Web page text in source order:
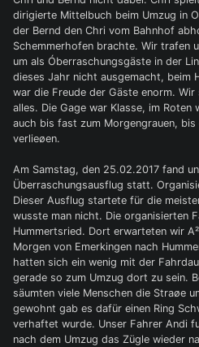
dirigierte Mittelbuch beim Umzug in
der Bernd den Chri vom Bahnhof
Schemmerhofen brachte. Wir trafen
um als Óberraschungsgäste in der
dieses Jahr nicht ausgemacht, beim
war die Freude der Gäste enorm.
alles. Die Gage war Klasse, im
auch bis fast zum Morgengrauen,
verlieøen.
Am Samstag, den 25.02.2017 fand
Überraschungsausflug statt.
Dieser Ausflug startete für die
wusste man nicht. Die organisierten
Hummertsried. Dort erwarteten wir
Morgen von Emerkingen nach
hatten sich ein wenig mit der
gerade so zum Umzug dort zu sein.
säumten viele Menschen die Straøe
gewohnt gab es dafür einen Ring
verhaftet wurde. Unser Fahrer Andi
nach dem Umzug das Zügle wieder